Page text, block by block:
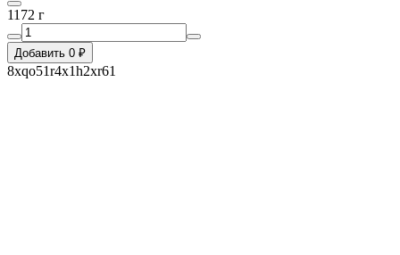
1172 г
Добавить 0 ₽
8xqo51r4x1h2xr61